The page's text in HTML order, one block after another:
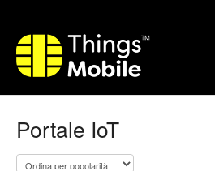
Portale IoT